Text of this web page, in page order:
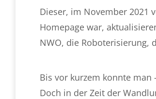
Dieser, im November 2021
Homepage war,
NWO, die Roboterisierung,
Bis vor kurzem konnte man
Doch in der Zeit der